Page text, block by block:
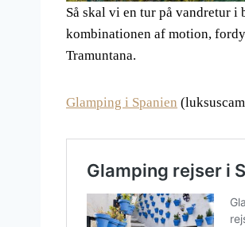
Så skal vi en tur på vandretur i
kombinationen af motion,
Tramuntana.
Glamping i Spanien